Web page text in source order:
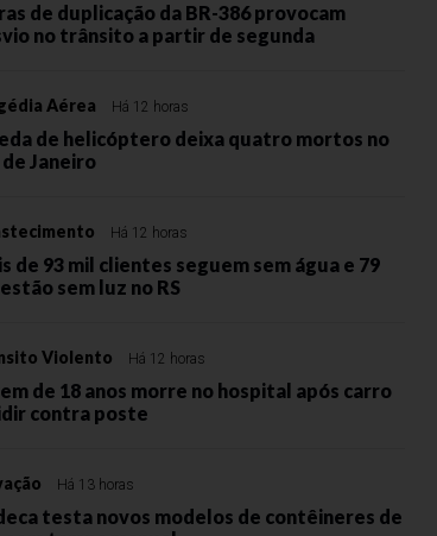
de duplicação da BR-386 provocam
no trânsito a partir de segunda
Aérea Há 12 horas
de helicóptero deixa quatro mortos no
de Janeiro
Há 12 horas
de 93 mil clientes seguem sem água e 79
sem luz no RS
Violento Há 12 horas
de 18 anos morre no hospital após carro
contra poste
Há 13 horas
testa novos modelos de contêineres de